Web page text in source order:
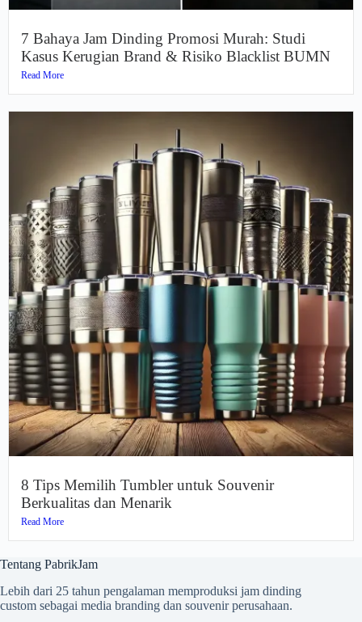
7 Bahaya Jam Dinding Promosi Murah: Studi
Kasus Kerugian Brand & Risiko Blacklist BUMN
Read More
8 Tips Memilih Tumbler untuk Souvenir
Berkualitas dan Menarik
Read More
Tentang PabrikJam
Lebih dari 25 tahun pengalaman memproduksi jam dinding
custom sebagai media branding dan souvenir perusahaan.